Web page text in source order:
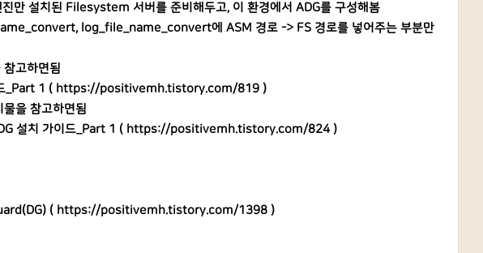
만 설치된 Filesystem 서버를 준비해두고, 이 환경에서 ADG를 구성해봄
log_file_name_convert에 ASM 경로 -> FS 경로를 넣어주는 부분만
고하면됨
_Part 1 ( https://positivemh.tistory.com/819 )
을 참고하면됨
설치 가이드_Part 1 ( https://positivemh.tistory.com/824)
( https://positivemh.tistory.com/1398 )